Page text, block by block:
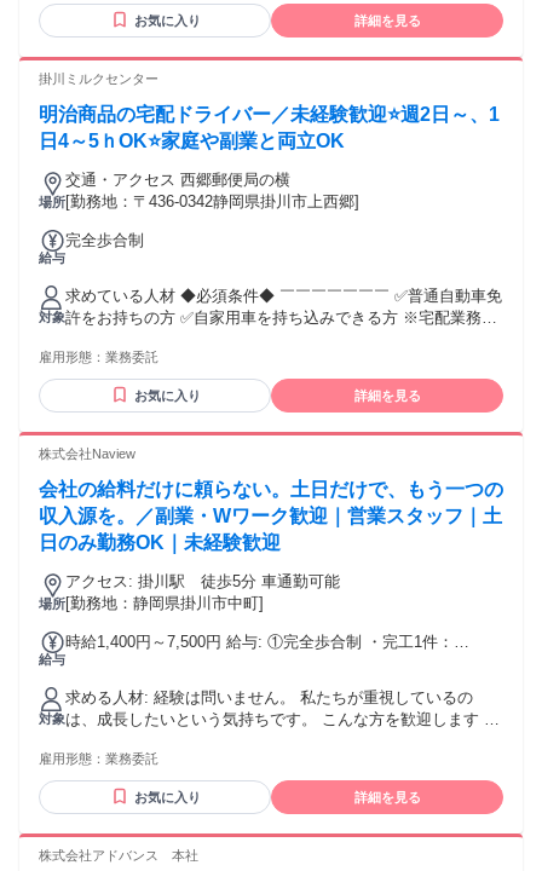
お気に入り 詳細を見る
掛川ミルクセンター
明治商品の宅配ドライバー／未経験歓迎⭐週2日～、1
日4～5ｈOK⭐家庭や副業と両立OK
場所
交通・アクセス 西郷郵便局の横
[勤務地：〒436-0342静岡県掛川市上西郷]
給与
完全歩合制
対象
求めている人材 ◆必須条件◆ ￣￣￣￣￣￣￣ ✅普通自動車免
許をお持ちの方 ✅自家用車を持ち込みできる方 ※宅配業務に
￣ ✅未経験OK！ ✅ブランクOK！ ✅主婦・主夫歓迎！ ✅シニ
ア応援！ ✅フリーター歓迎！ ✅WワークOK！お気軽に相談く
ださい！ ◆こんな方に向いています◆ ￣￣￣￣￣￣￣￣￣￣
お持ちの方 ⭐車の運転が好きな方 ⭐人と話すことが好きな方
雇用形態： 業務委託
お気に入り 詳細を見る
株式会社Naview
会社の給料だけに頼らない。土日だけで、もう一つの
収入源を。／副業・Wワーク歓迎｜営業スタッフ｜土
日のみ勤務OK｜未経験歓迎
場所
アクセス: 掛川駅 徒歩5分 車通勤可能
[勤務地：静岡県掛川市中町]
給与
時給1,400円～7,500円 給与: ①完全歩合制 ・完工1件：
----------------------------------- 副業スタッフの収入イメージ 副業ス
タッフは、1日平均1件程度のアポイント獲得を目標に活動し
ています。 獲得したアポイントは、経験豊富なクローザーへ
引き継ぐ体制になります。 アポイントの約30％が契約につな
日数：約8日 ⬇ アポイント：約8件 ⬇ 契約：約2件 （契約率約
30％） ⬇ 月収目安：約24万円〜40万円 ※1件あたり120,000
円～200,000円の報酬を想定。（売価により変動） さらに経験
を積み、契約数が伸びれば、それ以上の収入も十分に目指せ
対象
求める人材: 経験は問いません。 私たちが重視しているの
は、成長したいという気持ちです。 こんな方を歓迎します ✅
たい ✅ 頑張った分だけ評価されたい ✅ 営業スキルを身につ
けたい ✅ 将来の選択肢を増やしたい ✅ 新しいことへ挑戦し
雇用形態： 業務委託
お気に入り 詳細を見る
株式会社アドバンス 本社